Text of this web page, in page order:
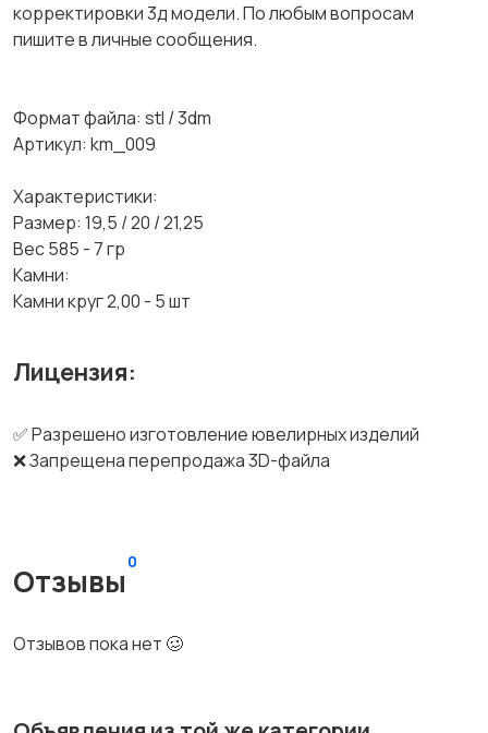
корректировки 3д модели. По любым вопросам
пишите в личные сообщения.
Формат файла: stl / 3dm
Артикул: km_009
Характеристики:
Размер: 19,5 / 20 / 21,25
Вес 585 - 7 гр
Камни:
Камни круг 2,00 - 5 шт
Лицензия:
✅ Разрешено изготовление ювелирных изделий
❌ Запрещена перепродажа 3D-файла
Отзывы
0
Отзывов пока нет 🥴